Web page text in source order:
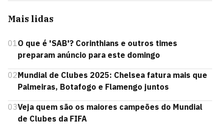
Mais lidas
01O que é 'SAB'? Corinthians e outros times
preparam anúncio para este domingo
02Mundial de Clubes 2025: Chelsea fatura mais que
Palmeiras, Botafogo e Flamengo juntos
03Veja quem são os maiores campeões do Mundial
de Clubes da FIFA